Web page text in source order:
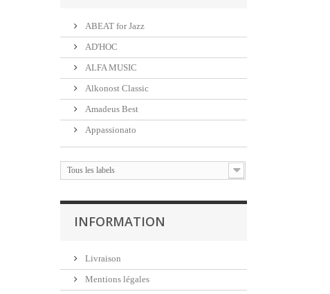
ABEAT for Jazz
AD'HOC
ALFA MUSIC
Alkonost Classic
Amadeus Best
Appassionato
Tous les labels
INFORMATION
Livraison
Mentions légales